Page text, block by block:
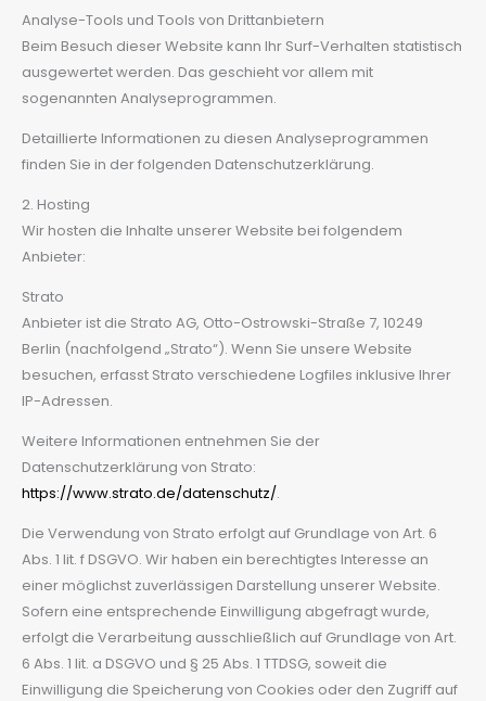
Analyse-Tools und Tools von Dritt­anbietern
Beim Besuch dieser Website kann Ihr Surf-Verhalten statistisch
ausgewertet werden. Das geschieht vor allem mit
sogenannten Analyseprogrammen.
Detaillierte Informationen zu diesen Analyseprogrammen
finden Sie in der folgenden Datenschutzerklärung.
2. Hosting
Wir hosten die Inhalte unserer Website bei folgendem
Anbieter:
Strato
Anbieter ist die Strato AG, Otto-Ostrowski-Straße 7, 10249
Berlin (nachfolgend „Strato“). Wenn Sie unsere Website
besuchen, erfasst Strato verschiedene Logfiles inklusive Ihrer
IP-Adressen.
Weitere Informationen entnehmen Sie der
Datenschutzerklärung von Strato:
https://www.strato.de/datenschutz/.
Die Verwendung von Strato erfolgt auf Grundlage von Art. 6
Abs. 1 lit. f DSGVO. Wir haben ein berechtigtes Interesse an
einer möglichst zuverlässigen Darstellung unserer Website.
Sofern eine entsprechende Einwilligung abgefragt wurde,
erfolgt die Verarbeitung ausschließlich auf Grundlage von Art.
6 Abs. 1 lit. a DSGVO und § 25 Abs. 1 TTDSG, soweit die
Einwilligung die Speicherung von Cookies oder den Zugriff auf